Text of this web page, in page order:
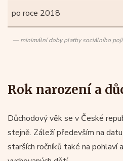
po roce 2018
— minimální doby platby sociálního
Rok narození a
Důchodový věk se v České
stejně. Záleží především na
starších ročníků také na pohlaví